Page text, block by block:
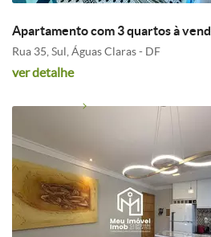
Apartamento com 3 quartos à
Rua 35, Sul, Águas Claras - DF
ver detalhe